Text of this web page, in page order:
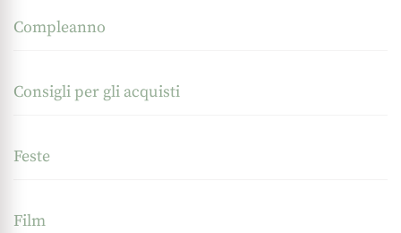
Compleanno
Consigli per gli acquisti
Feste
Film